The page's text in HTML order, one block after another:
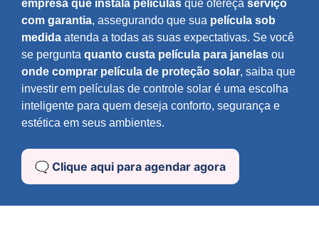
empresa que instala películas que ofereça serviço
com garantia, assegurando que sua película sob
medida atenda a todas as suas expectativas. Se você
se pergunta quanto custa película para janelas ou
onde comprar película de proteção solar, saiba que
investir em películas de controle solar é uma escolha
inteligente para quem deseja conforto, segurança e
estética em seus ambientes.
🗨️ Clique aqui para agendar agora